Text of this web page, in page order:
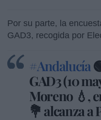
Por su parte, la
GAD3, recogida por
#Andalucía
GAD3 (10
Moreno 💧,
💐 alcanza a